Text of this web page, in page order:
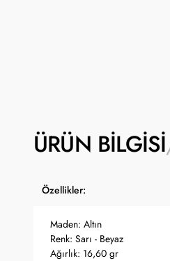
ÜRÜN BILGISI
Özellikler:
Maden: Altın
Renk: Sarı - Beyaz
Ağırlık: 16,60 gr